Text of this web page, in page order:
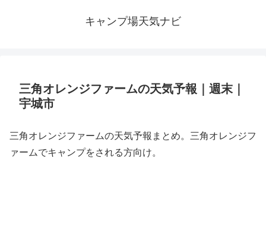
キャンプ場天気ナビ
三角オレンジファームの天気予報｜週末｜
宇城市
三角オレンジファームの天気予報まとめ。三角オレンジフ
ァームでキャンプをされる方向け。